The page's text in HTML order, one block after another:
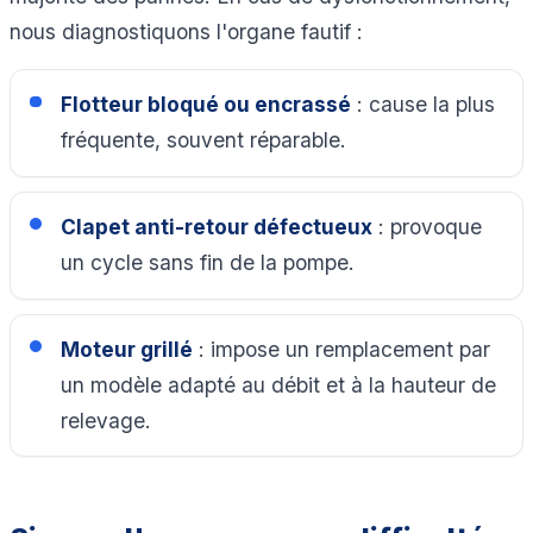
nous diagnostiquons l'organe fautif :
Flotteur bloqué ou encrassé : cause la plus
fréquente, souvent réparable.
Clapet anti-retour défectueux: provoque
un cycle sans fin de la pompe.
Moteur grillé : impose un remplacement par
un modèle adapté au débit et à la hauteur de
relevage.